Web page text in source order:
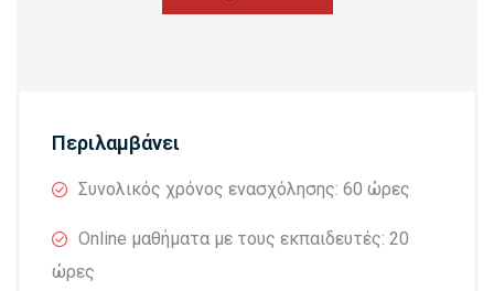
Περιλαμβάνει
Συνολικός χρόνος ενασχόλησης: 60 ώρες
Online μαθήματα με τους εκπαιδευτές: 20
ώρες